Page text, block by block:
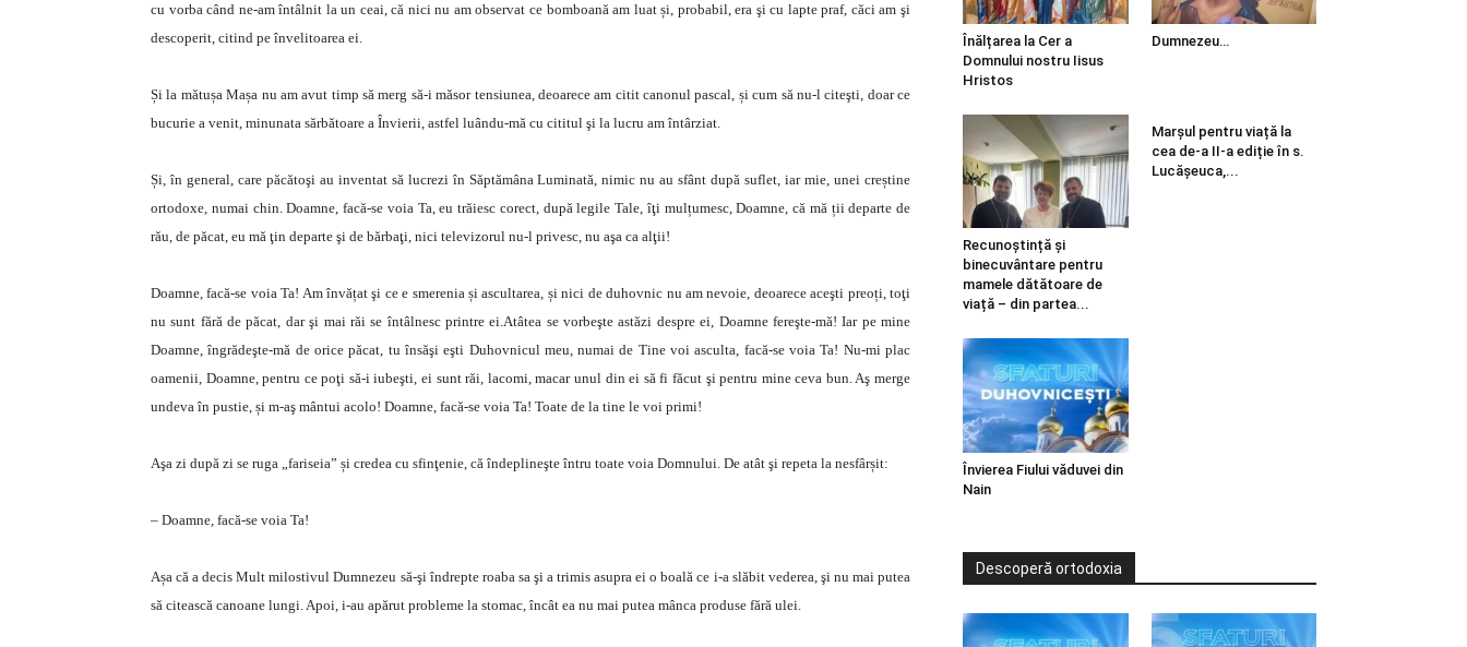
cu vorba când ne-am întâlnit la un ceai, că nici nu am observat ce bomboană am luat și, probabil, era şi cu lapte praf, căci am şi
descoperit, citind pe învelitoarea ei.
Și la mătușa Mașa nu am avut timp să merg să-i măsor tensiunea, deoarece am citit canonul pascal, și cum să nu-l citeşti, doar ce
bucurie a venit, minunata sărbătoare a Învierii, astfel luându-mă cu cititul şi la lucru am întârziat.
Și, în general, care păcătoşi au inventat să lucrezi în Săptămâna Luminată, nimic nu au sfânt după suflet, iar mie, unei creștine
ortodoxe, numai chin. Doamne, facă-se voia Ta, eu trăiesc corect, după legile Tale, îţi mulțumesc, Doamne, că mă ții departe de
rău, de păcat, eu mă ţin departe şi de bărbaţi, nici televizorul nu-l privesc, nu aşa ca alţii!
Doamne, facă-se voia Ta! Am învățat şi ce e smerenia și ascultarea, și nici de duhovnic nu am nevoie, deoarece aceşti preoți, toţi
nu sunt fără de păcat, dar şi mai răi se întâlnesc printre ei.Atâtea se vorbeşte astăzi despre ei, Doamne fereşte-mă! Iar pe mine
Doamne, îngrădeşte-mă de orice păcat, tu însăşi eşti Duhovnicul meu, numai de Tine voi asculta, facă-se voia Ta! Nu-mi plac
oamenii, Doamne, pentru ce poţi să-i iubeşti, ei sunt răi, lacomi, macar unul din ei să fi făcut şi pentru mine ceva bun. Aş merge
undeva în pustie, și m-aş mântui acolo! Doamne, facă-se voia Ta! Toate de la tine le voi primi!
Aşa zi după zi se ruga „fariseia” și credea cu sfinţenie, că îndeplineşte întru toate voia Domnului. De atât şi repeta la nesfârșit:
– Doamne, facă-se voia Ta!
Așa că a decis Mult milostivul Dumnezeu să-şi îndrepte roaba sa şi a trimis asupra ei o boală ce i-a slăbit vederea, şi nu mai putea
să citească canoane lungi. Apoi, i-au apărut probleme la stomac, încât ea nu mai putea mânca produse fără ulei.
Înălțarea la Cer a
Domnului nostru Iisus
Hristos
Dumnezeu…
Recunoștință și
binecuvântare pentru
mamele dătătoare de
viață – din partea...
Marșul pentru viață la
cea de-a II-a ediție în s.
Lucășeuca,...
Învierea Fiului văduvei din
Nain
Descoperă ortodoxia